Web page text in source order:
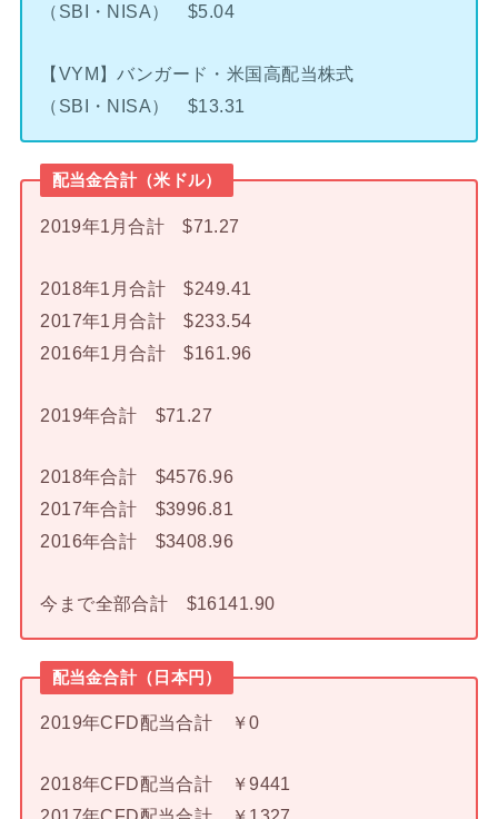
（SBI・NISA） $5.04
【VYM】バンガード・米国高配当株式
（SBI・NISA） $13.31
配当金合計（米ドル）
2019年1月合計 $71.27
2018年1月合計 $249.41
2017年1月合計 $233.54
2016年1月合計 $161.96
2019年合計 $71.27
2018年合計 $4576.96
2017年合計 $3996.81
2016年合計 $3408.96
今まで全部合計 $16141.90
配当金合計（日本円）
2019年CFD配当合計 ￥0
2018年CFD配当合計 ￥9441